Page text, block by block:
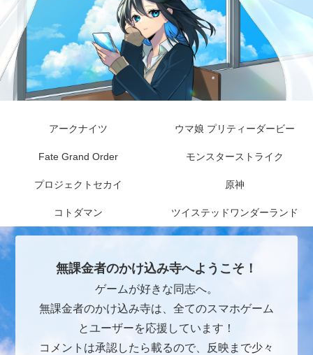
アークナイツ ウマ娘 プリティーダービー
Fate Grand Order モンスターストライク
プロジェクトセカイ 原神
コトダマン ツイステッドワンダーランド
無課金者のかけ込み寺へようこそ！
ゲームが好きな同志へ。
無課金者のかけ込み寺は、全てのスマホゲーム
とユーザーを応援しています！
コメントは承認したら載るので、反映まで少々